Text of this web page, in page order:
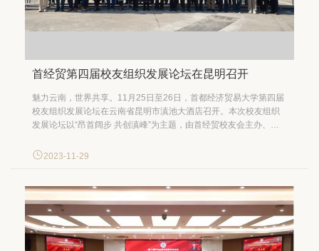
首经贸第四届校友组织发展论坛在昆明召开
魅力云南，世界共享。11月25日至26日，首都经济贸易大学第四届
校友组织发展论坛在云南省昆明市滇池大酒店召开。本次校友组织
发展论坛以“昂首阔步 共创滇峰”为主题，由首经贸校友会主办、云
工作和校友组织高质量发展路径。校党委常委、副校长、校友会常
2023-11-29